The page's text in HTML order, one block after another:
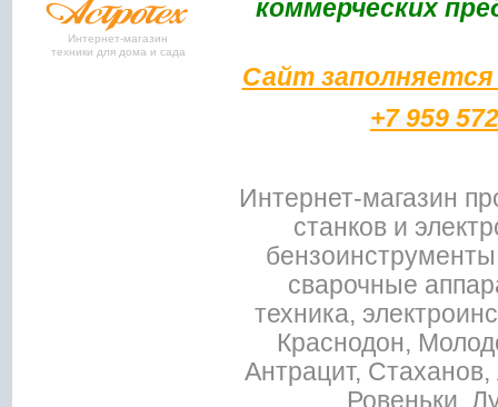
Интернет-магазин
техники для дома и сада
коммерческих
Сайт
+7 959
Интернет-магазин
станков и
сварочные
техника,
Краснодон,
Антрацит,
Ровеньки,